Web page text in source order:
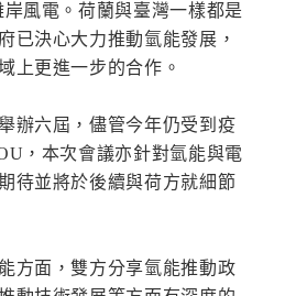
風電。荷蘭與臺灣一樣都是
已決心大力推動氫能發展，
上更進一步的合作。
辦六屆，儘管今年仍受到疫
，本次會議亦針對氫能與電
待並將於後續與荷方就細節
方面，雙方分享氫能推動政